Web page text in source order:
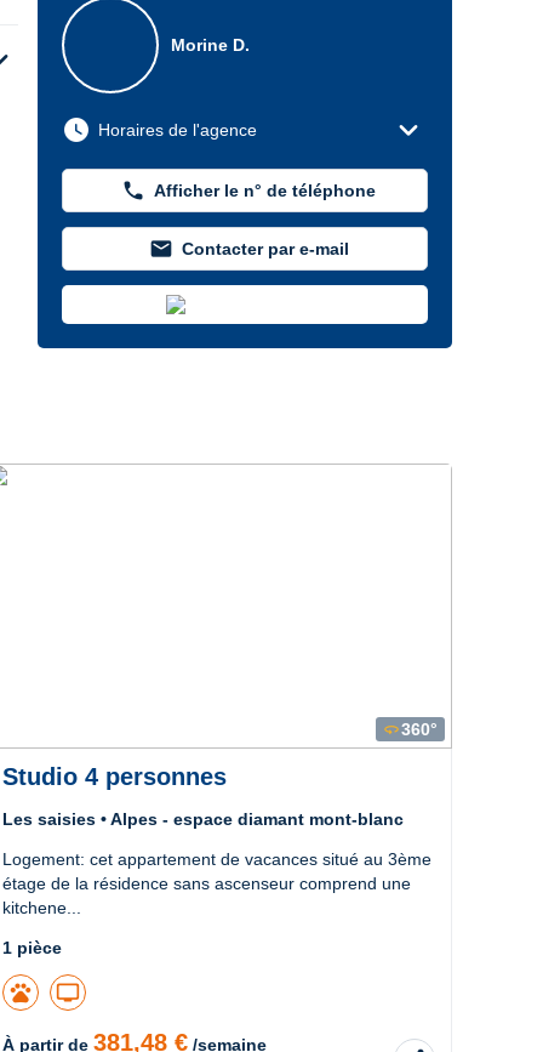
Morine D.
watch_later Horaires de l'agence expand_more
phone Afficher le n° de téléphone
mail Contacter par e-mail
360360°
Studio 4 personnes
Les saisies • Alpes - espace diamant mont-blanc
Logement: cet appartement de vacances situé au 3ème
étage de la résidence sans ascenseur comprend une
kitchene...
1 pièce
pets tv
À partir de381,48 € /semaine